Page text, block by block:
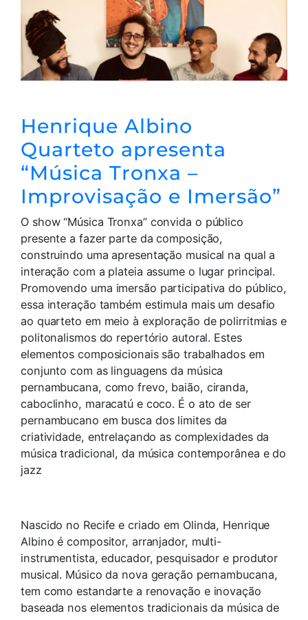
Henrique Albino
Quarteto apresenta
“Música Tronxa –
Improvisação e Imersão”
O show “Música Tronxa” convida o público
presente a fazer parte da composição,
construindo uma apresentação musical na qual a
interação com a plateia assume o lugar principal.
Promovendo uma imersão participativa do público,
essa interação também estimula mais um desafio
ao quarteto em meio à exploração de polirritmias e
politonalismos do repertório autoral. Estes
elementos composicionais são trabalhados em
conjunto com as linguagens da música
pernambucana, como frevo, baião, ciranda,
caboclinho, maracatú e coco. É o ato de ser
pernambucano em busca dos limites da
criatividade, entrelaçando as complexidades da
música tradicional, da música contemporânea e do
jazz
Nascido no Recife e criado em Olinda, Henrique
Albino é compositor, arranjador, multi-
instrumentista, educador, pesquisador e produtor
musical. Músico da nova geração pernambucana,
tem como estandarte a renovação e inovação
baseada nos elementos tradicionais da música de